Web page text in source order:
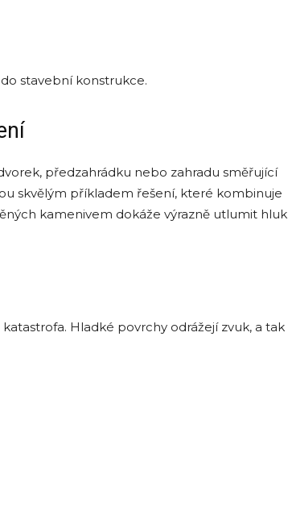
stavební konstrukce.
předzahrádku nebo zahradu směřující
skvělým příkladem řešení, které kombinuje
kamenivem dokáže výrazně utlumit hluk
Hladké povrchy odrážejí zvuk, a tak